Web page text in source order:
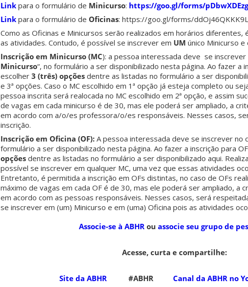
Link para o formulário de Minicurso: https://goo.gl/forms/
Link para o formulário de Oficinas: https://goo.gl/forms/
Como as Oficinas e Minicursos serão realizados em horários diferentes,
as atividades. Contudo, é possível se inscrever em UM único Minicurso e
Inscrição em Minicurso (MC): a pessoa interessada deve se inscrever
Minicurso“, no formulário a ser disponibilizado nesta página. Ao fazer a
escolher 3 (três) opções dentre as listadas no formulário a ser
e 3ª opções. Caso o MC escolhido em 1ª opção já esteja completo ou
pessoa inscrita será realocada no MC escolhido em 2ª opção, e assim
de vagas em cada minicurso é de 30, mas ele poderá ser ampliado, a
em acordo com a/o/es professora/o/es responsáveis. Nesses casos,
inscrição.
Inscrição em Oficina (OF): A pessoa interessada deve se inscrever no
formulário a ser disponibilizado nesta página. Ao fazer a inscrição para
opções dentre as listadas no formulário a ser disponibilizado aqui.
possível se inscrever em qualquer MC, uma vez que essas atividades
Entretanto, é permitida a inscrição em OFs distintas, no caso de OFs
máximo de vagas em cada OF é de 30, mas ele poderá ser ampliado, a
em acordo com as pessoas responsáveis. Nesses casos, será
se inscrever em (um) Minicurso e em (uma) Oficina pois as atividades
Associe-se à ABHRou associe seu grupo de
Acesse, curta e compartilhe:
Site da ABHR #ABHR Canal da ABHR no